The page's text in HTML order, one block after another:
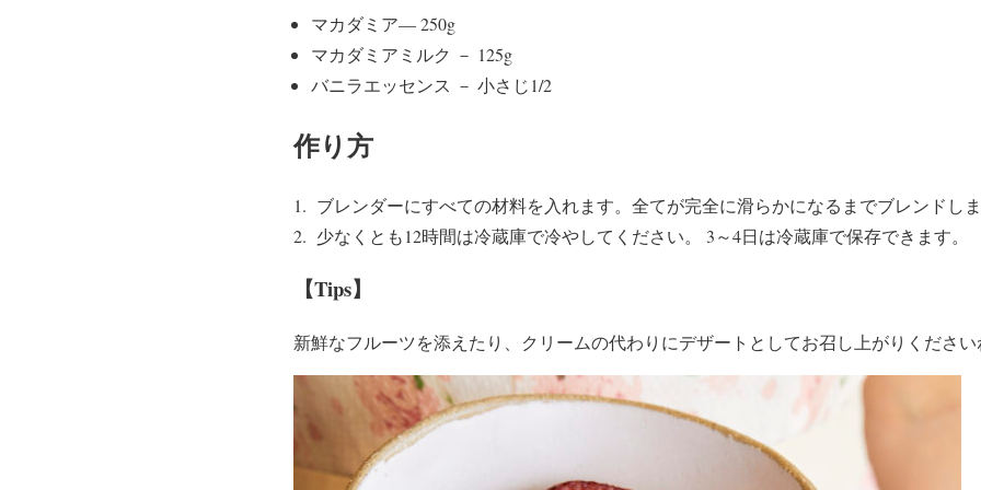
マカダミア― 250g
マカダミアミルク － 125g
バニラエッセンス － 小さじ1/2
作り方
ブレンダーにすべての材料を入れます。全てが完全に滑らかになるまでブレンドしま
少なくとも12時間は冷蔵庫で冷やしてください。 3～4日は冷蔵庫で保存できます。
【Tips】
新鮮なフルーツを添えたり、クリームの代わりにデザートとしてお召し上がりください